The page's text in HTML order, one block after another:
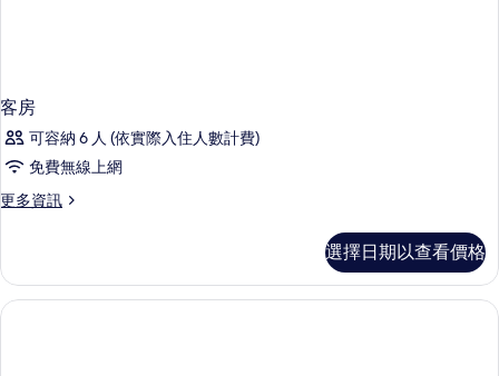
客房
可容納 6 人 (依實際入住人數計費)
免費無線上網
更多資訊
更
的
詳
情
選擇日期以查看價格